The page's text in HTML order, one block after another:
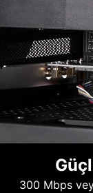
300 Mbps